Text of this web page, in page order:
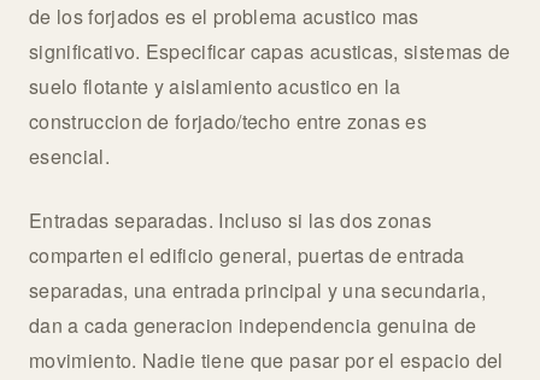
de los forjados es el problema acustico mas
significativo. Especificar capas acusticas, sistemas de
suelo flotante y aislamiento acustico en la
construccion de forjado/techo entre zonas es
esencial.
Entradas separadas. Incluso si las dos zonas
comparten el edificio general, puertas de entrada
separadas, una entrada principal y una secundaria,
dan a cada generacion independencia genuina de
movimiento. Nadie tiene que pasar por el espacio del